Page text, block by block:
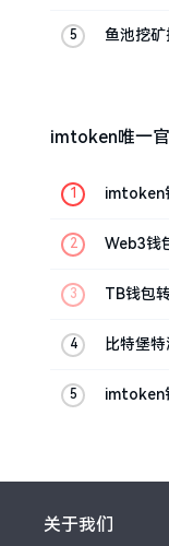
鱼池挖
imtoken唯一
imtoken
Web3钱
TB钱包
比特堡
imtoken
关于我们